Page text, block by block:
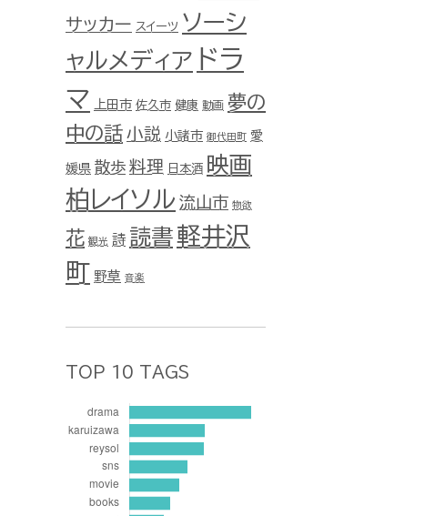
サッカー スイーツ ソーシ
ャルメディア ドラ
マ
上田市 佐久市 健康 動画 夢の
中の話 小説 小諸市 御代田町 愛
媛県 散歩 料理 日本酒 映画
柏レイソル 流山市 物欲
花 観光 詩 読書軽井沢
町 野草 音楽
TOP 10 TAGS